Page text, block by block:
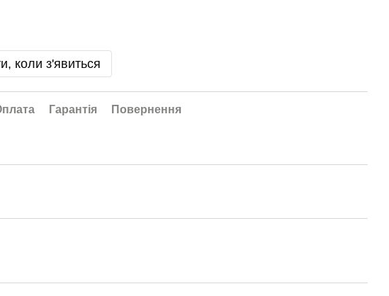
коли з'явиться
Гарантія Повернення